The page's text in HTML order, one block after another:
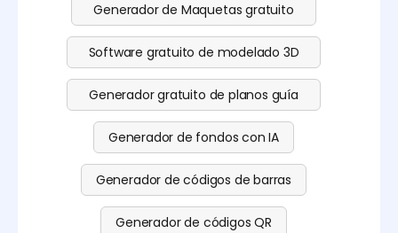
Generador de Maquetas gratuito
Software gratuito de modelado 3D
Generador gratuito de planos guía
Generador de fondos con IA
Generador de códigos de barras
Generador de códigos QR